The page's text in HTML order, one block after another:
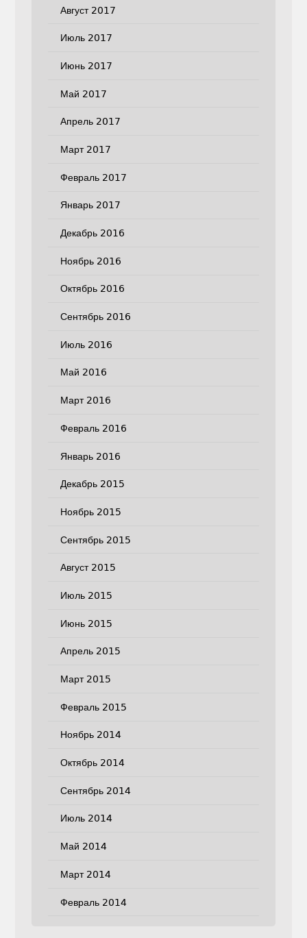
Август 2017
Июль 2017
Июнь 2017
Май 2017
Апрель 2017
Март 2017
Февраль 2017
Январь 2017
Декабрь 2016
Ноябрь 2016
Октябрь 2016
Сентябрь 2016
Июль 2016
Май 2016
Март 2016
Февраль 2016
Январь 2016
Декабрь 2015
Ноябрь 2015
Сентябрь 2015
Август 2015
Июль 2015
Июнь 2015
Апрель 2015
Март 2015
Февраль 2015
Ноябрь 2014
Октябрь 2014
Сентябрь 2014
Июль 2014
Май 2014
Март 2014
Февраль 2014